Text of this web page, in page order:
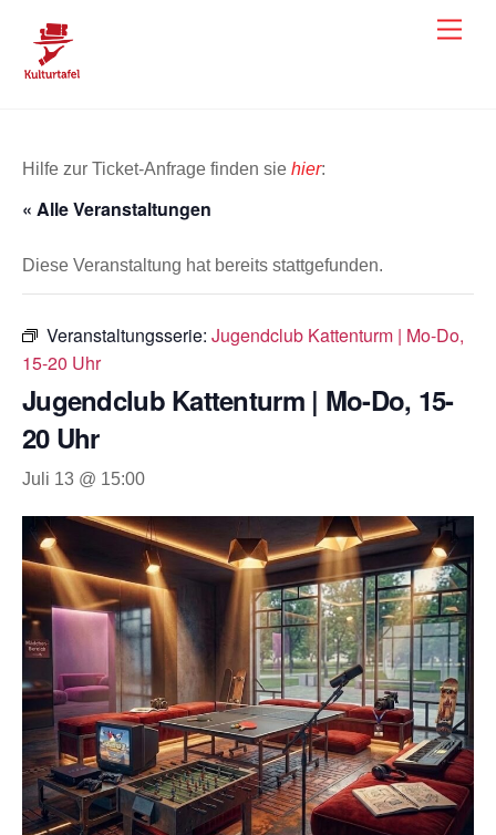
content
Hilfe zur Ticket-Anfrage finden sie hier:
« Alle Veranstaltungen
Diese Veranstaltung hat bereits stattgefunden.
Veranstaltungsserie: Jugendclub Kattenturm | Mo-Do,
15-20 Uhr
Jugendclub Kattenturm | Mo-Do, 15-
20 Uhr
Juli 13 @ 15:00